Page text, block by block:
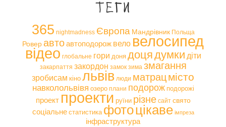
Теги
365 nightmadness Європа Мандрівник Польща
Роверавтоавтоподорож вело велосипед
відео глобальне гори доня доцядумки діти
закарпаття закордон замок зима змагання
зробисам кіно львів люди матрацмісто
навколольвівя озеро плани подорож подорожі
проект проекти руїни різне сайт свято
соціальне статистика фотоцікаве імпреза
інфраструктура